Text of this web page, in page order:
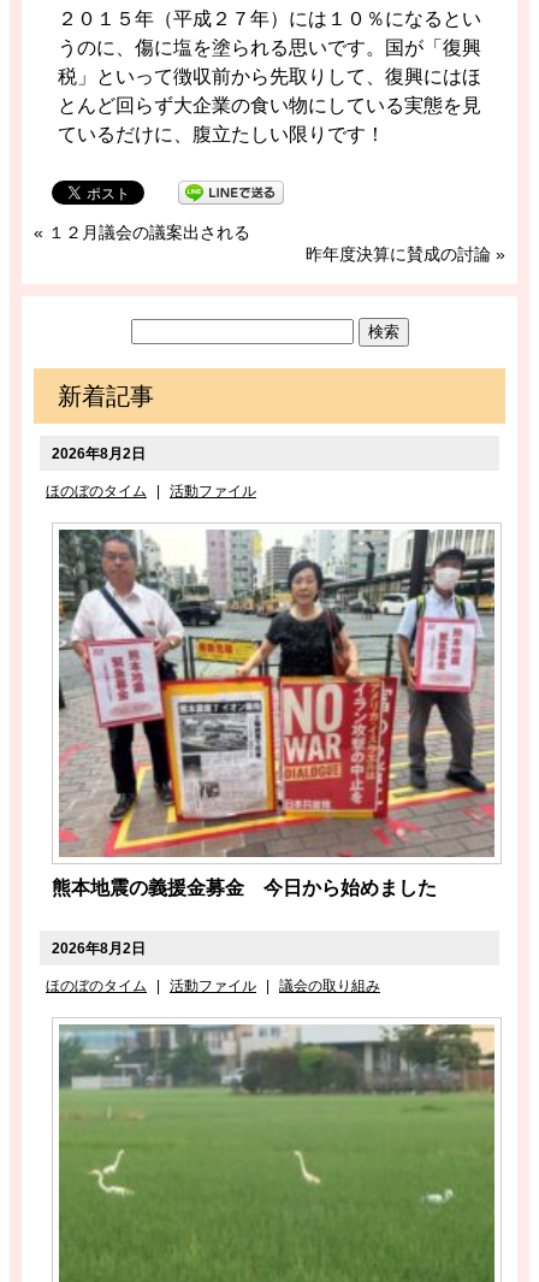
２０１５年（平成２７年）には１０％になるとい
うのに、傷に塩を塗られる思いです。国が「復興
税」といって徴収前から先取りして、復興にはほ
とんど回らず大企業の食い物にしている実態を見
ているだけに、腹立たしい限りです！
« １２月議会の議案出される
昨年度決算に賛成の討論 »
新着記事
2026年8月2日
ほのぼのタイム 活動ファイル
熊本地震の義援金募金 今日から始めました
2026年8月2日
ほのぼのタイム | 活動ファイル | 議会の取り組み